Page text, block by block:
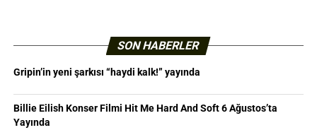
SON HABERLER
Gripin’in yeni şarkısı “haydi kalk!” yayında
Billie Eilish Konser Filmi Hit Me Hard And Soft 6 Ağustos’ta
Yayında